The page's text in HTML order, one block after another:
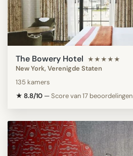
The Bowery Hotel ★★★★★
New York, Verenigde Staten
135 kamers
★ 8.8/10 —Score van 17 beoordelingen